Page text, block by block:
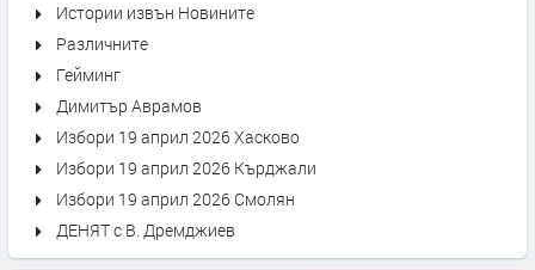
Истории извън Новините
Различните
Гейминг
Димитър Аврамов
Избори 19 април 2026 Хасково
Избори 19 април 2026 Кърджали
Избори 19 април 2026 Смолян
ДЕНЯТ с В. Дремджиев